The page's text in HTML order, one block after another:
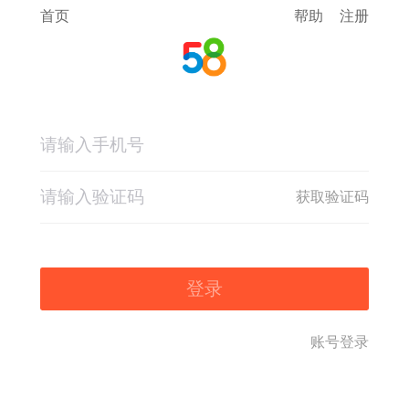
首页 帮助 注册
获取验证码
登录
账号登录